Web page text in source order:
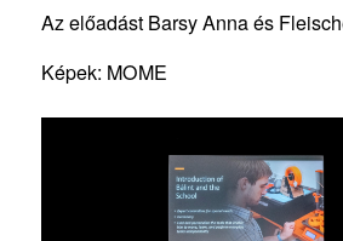
Az előadást Barsy Anna és
Képek: MOME